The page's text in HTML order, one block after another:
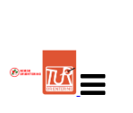
navigasjon